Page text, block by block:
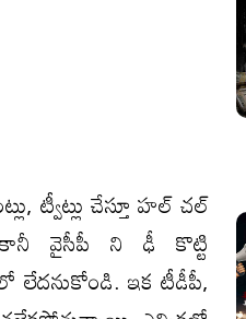
ట్వీట్లు చేస్తూ హ‌ల్ చ‌ల్
కానీ వైసీపీ ని ఢీ కొట్టి
లేద‌నుకోండి. ఇక టీడీపీ,